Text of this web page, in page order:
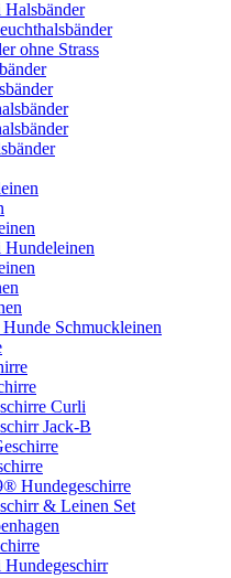
ohne Strass
Schmuckleinen
Curli
Jack-B
Hundegeschirre
& Leinen Set